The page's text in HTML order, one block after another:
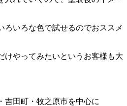
ろいろな色で試せるのでおススメ
けやってみたいというお客様も大
吉田町・牧之原市を中心に